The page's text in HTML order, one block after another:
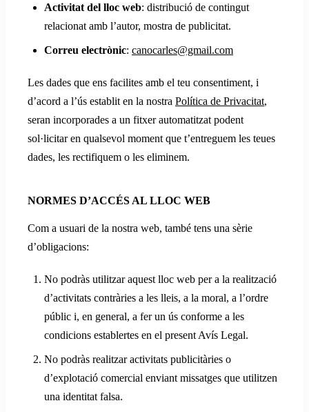
Activitat del lloc web: distribució de contingut
relacionat amb l’autor, mostra de publicitat.
Correu electrònic: canocarles@gmail.com
Les dades que ens facilites amb el teu consentiment, i
d’acord a l’ús establit en la nostra Política de Privacitat,
seran incorporades a un fitxer automatitzat podent
sol·licitar en qualsevol moment que t’entreguem les teues
dades, les rectifiquem o les eliminem.
NORMES D’ACCÉS AL LLOC WEB
Com a usuari de la nostra web, també tens una sèrie
d’obligacions:
No podràs utilitzar aquest lloc web per a la realització
d’activitats contràries a les lleis, a la moral, a l’ordre
públic i, en general, a fer un ús conforme a les
condicions establertes en el present Avís Legal.
No podràs realitzar activitats publicitàries o
d’explotació comercial enviant missatges que utilitzen
una identitat falsa.